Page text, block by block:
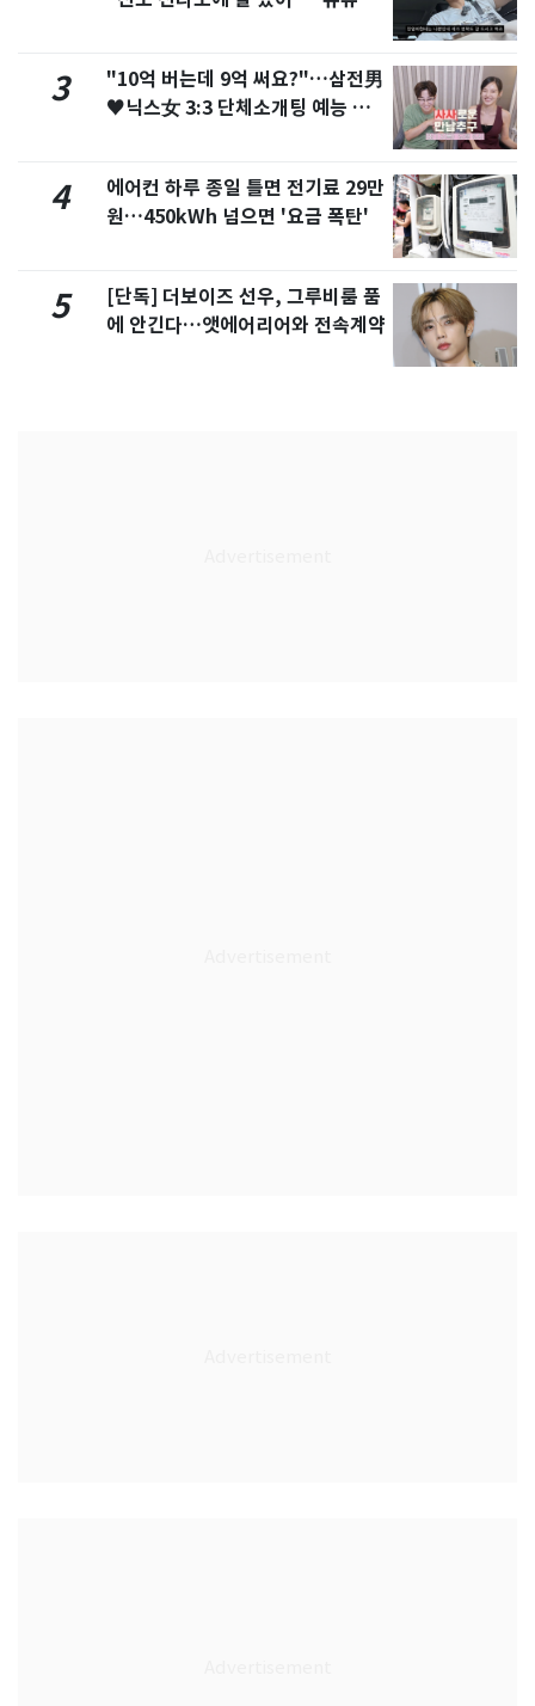
3
"10억 버는데 9억 써요?"…삼전男
♥닉스女 3:3 단체소개팅 예능 화
4
에어컨 하루 종일 틀면 전기료 29만
원…450kWh 넘으면 '요금 폭탄'
5
[단독] 더보이즈 선우, 그루비룸 품
에 안긴다…앳에어리어와 전속계약